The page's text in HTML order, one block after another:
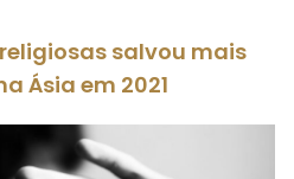
salvou mais
Ásia em 2021